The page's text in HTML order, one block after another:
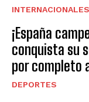
INTERNACIONALES
¡España
conquista su
por completo
DEPORTES